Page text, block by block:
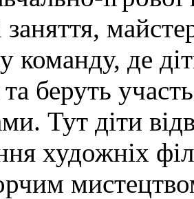
заняття,
команду, де
беруть
Тут діти
художніх